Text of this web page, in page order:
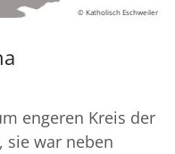
© Katholisch Eschweiler
engeren Kreis der
sie war neben